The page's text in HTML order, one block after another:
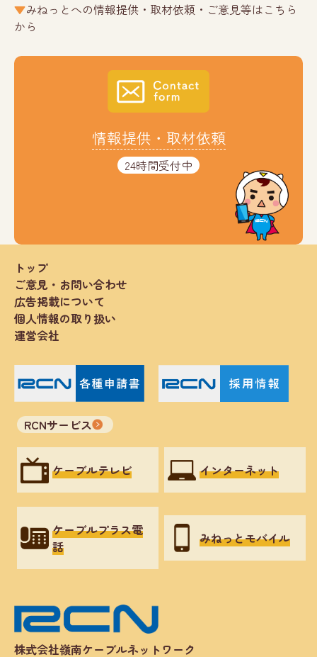
みねっとへの情報提供・取材依頼・ご意見等はこちら
から
情報提供・取材依頼
24時間受付中
株式会社嶺南ケーブルネットワーク
トップ
ご意見・お問い合わせ
広告掲載について
個人情報の取り扱い
運営会社
RCNサービス
ケーブルテレビ インターネット
ケーブルプラス電
話
みねっとモバイル